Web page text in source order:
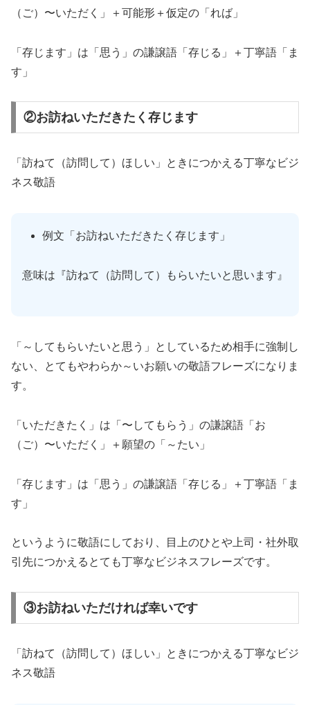
（ご）〜いただく」＋可能形＋仮定の「れば」
「存じます」は「思う」の謙譲語「存じる」＋丁寧語「ま
す」
②お訪ねいただきたく存じます
「訪ねて（訪問して）ほしい」ときにつかえる丁寧なビジ
ネス敬語
例文「お訪ねいただきたく存じます」
意味は『訪ねて（訪問して）もらいたいと思います』
「～してもらいたいと思う」としているため相手に強制し
ない、とてもやわらか～いお願いの敬語フレーズになりま
す。
「いただきたく」は「〜してもらう」の謙譲語「お
（ご）〜いただく」＋願望の「～たい」
「存じます」は「思う」の謙譲語「存じる」＋丁寧語「ま
す」
というように敬語にしており、目上のひとや上司・社外取
引先につかえるとても丁寧なビジネスフレーズです。
③お訪ねいただければ幸いです
「訪ねて（訪問して）ほしい」ときにつかえる丁寧なビジ
ネス敬語